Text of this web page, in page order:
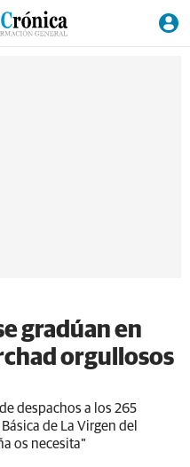
gradúan en
orgullosos
despachos a los 265
de La Virgen del
os necesita"